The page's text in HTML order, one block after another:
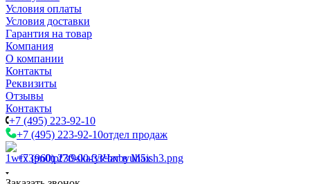
Условия оплаты
Условия доставки
Гарантия на товар
Компания
О компании
Контакты
Реквизиты
Отзывы
Контакты
+7 (495) 223-92-10
+7 (495) 223-92-10отдел продаж
+7 (960) 230-00-33Чат в Max